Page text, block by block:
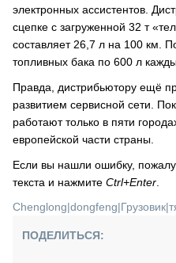
электронных ассистентов.
сцепке с загруженной 32 т
составляет 26,7 л на 100 км.
топливных бака по 600 л
Правда, дистрибьютору ещё
развитием сервисной сети.
работают только в пяти
европейской части страны.
Если вы нашли ошибку,
текста и нажмите Ctrl+Enter
Chenglong|dongfeng|Грузовик|
ПОДЕЛИТЬСЯ: